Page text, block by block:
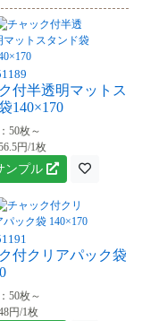
付半透明マットス
140×170
50枚～
円/1枚
ンプル
付クリアパック袋
50枚～
円/1枚